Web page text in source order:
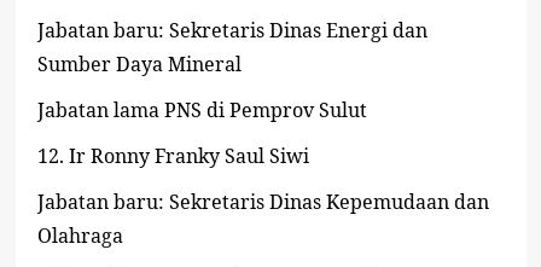
Jabatan baru: Sekretaris Dinas Energi dan
Sumber Daya Mineral
Jabatan lama PNS di Pemprov Sulut
12. Ir Ronny Franky Saul Siwi
Jabatan baru: Sekretaris Dinas Kepemudaan dan
Olahraga